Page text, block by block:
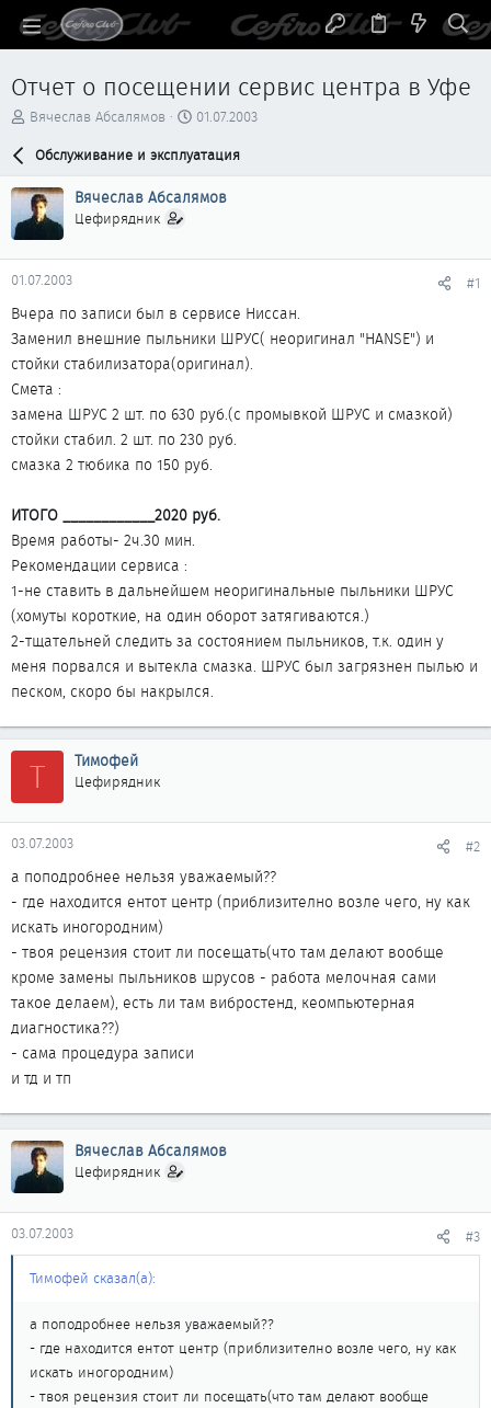
Отчет о посещении сервис центра в Уфе
А
р
т
м
ы
Вячеслав Абсалямов
Д
т
н
а
01.07.2003
Обслуживание и эксплуатация
Вячеслав Абсалямов
Цефирядник
01.07.2003 #1
Вчера по записи был в сервисе Ниссан.
Заменил внешние пыльники ШРУС( неоригинал "HANSE") и
стойки стабилизатора(оригинал).
Смета :
замена ШРУС 2 шт. по 630 руб.(с промывкой ШРУС и смазкой)
стойки стабил. 2 шт. по 230 руб.
смазка 2 тюбика по 150 руб.
ИТОГО ____________2020 руб.
Время работы- 2ч.30 мин.
Рекомендации сервиса :
1-не ставить в дальнейшем неоригинальные пыльники ШРУС
(хомуты короткие, на один оборот затягиваются.)
2-тщательней следить за состоянием пыльников, т.к. один у
меня порвался и вытекла смазка. ШРУС был загрязнен пылью и
песком, скоро бы накрылся.
Т Тимофей
Цефирядник
03.07.2003 #2
а поподробнее нельзя уважаемый??
- где находится ентот центр (приблизително возле чего, ну как
искать иногородним)
- твоя рецензия стоит ли посещать(что там делают вообще
кроме замены пыльников шрусов - работа мелочная сами
такое делаем), есть ли там вибростенд, кеомпьютерная
диагностика??)
- сама процедура записи
и тд и тп
Вячеслав Абсалямов
Цефирядник
03.07.2003 #3
Тимофей сказал(а):
а поподробнее нельзя уважаемый??
- где находится ентот центр (приблизително возле чего, ну как
искать иногородним)
- твоя рецензия стоит ли посещать(что там делают вообще